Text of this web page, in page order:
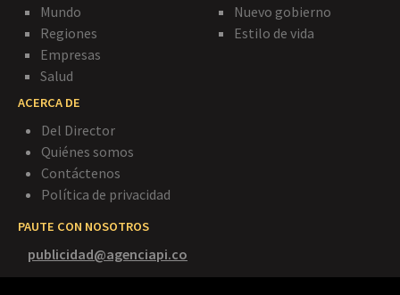
Mundo
Regiones
Empresas
Salud
Nuevo gobierno
Estilo de vida
ACERCA DE
Del Director
Quiénes somos
Contáctenos
Política de privacidad
PAUTE CON NOSOTROS
publicidad@agenciapi.co